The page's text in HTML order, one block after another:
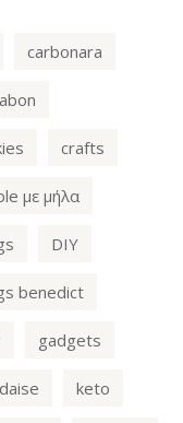
carbonara
crafts
με μήλα
DIY
benedict
gadgets
keto